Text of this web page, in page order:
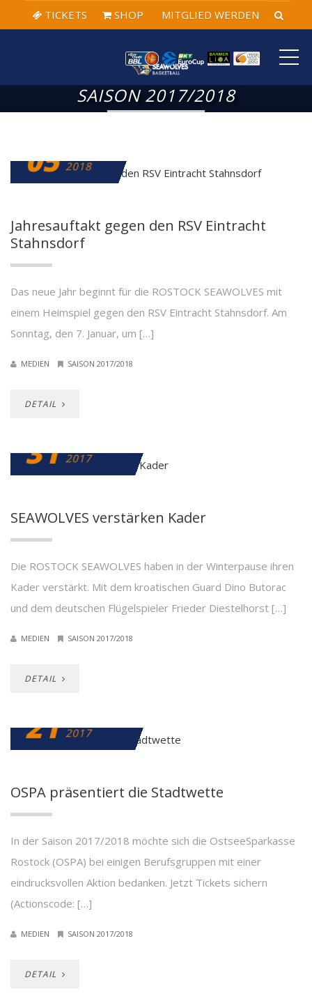
TICKETS SHOP MITGLIED WERDEN
SAISON 2017/2018
05 2018
Jahresauftakt gegen den RSV Eintracht
Stahnsdorf
Das neue Jahr beginnt für die ROSTOCK SEAWOLVES mit
einem Heimspiel gegen den RSV Eintracht Stahnsdorf. Am
Sonntag, den 7. Januar, um […]
MEDIEN SAISON 2017/2018
DETAIL
31 2017
SEAWOLVES verstärken Kader
Die ROSTOCK SEAWOLVES haben in der Winterpause ihren
Kader verstärkt. Mit dem kroatischen Guard Dino Butorac
und dem deutschen Flügelspieler Frieder Diestelhorst […]
MEDIEN SAISON 2017/2018
DETAIL
21 2017
OSPA präsentiert die Stadtwette
In der Saison 2017/2018 möchte sich die OstseeSparkasse
Rostock (OSPA) bei einigen Berufsgruppen mit einer
eindrucksvollen Aktion bedanken. Jetzt Tickets sichern
(Actionscode: […]
MEDIEN SAISON 2017/2018
DETAIL